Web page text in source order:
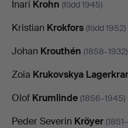
Inari Krohn (född 1945)
Kristian Krokfors (född 1952)
Johan Krouthén (1858–1932)
Zoia Krukovskya
Olof Krumlinde (1856–1945)
Peder Severin Kröyer